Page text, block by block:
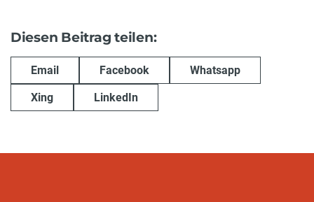
Diesen Beitrag teilen:
Email Facebook Whatsapp
Xing LinkedIn